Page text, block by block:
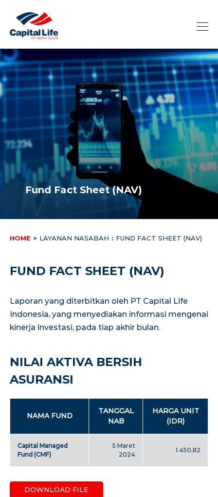
Fund Fact Sheet (NAV)
HOME > LAYANAN NASABAH : FUND FACT SHEET (NAV)
FUND FACT SHEET (NAV)
Laporan yang diterbitkan oleh PT Capital Life
Indonesia, yang menyediakan informasi mengenai
kinerja investasi, pada tiap akhir bulan.
NILAI AKTIVA BERSIH
ASURANSI
NAMA FUND
TANGGAL
NAB
HARGA UNIT
(IDR)
Capital Managed
Fund (CMF)
5 Maret
2024
1.450,82
DOWNLOAD FILE